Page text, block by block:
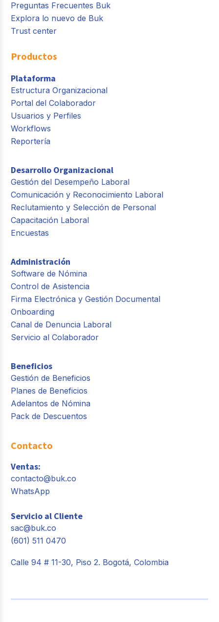
Preguntas Frecuentes Buk
Explora lo nuevo de Buk
Trust center
Productos
Plataforma
Estructura Organizacional
Portal del Colaborador
Usuarios y Perfiles
Workflows
Reportería
Desarrollo Organizacional
Gestión del Desempeño Laboral
Comunicación y Reconocimiento Laboral
Reclutamiento y Selección de Personal
Capacitación Laboral
Encuestas
Administración
Software de Nómina
Control de Asistencia
Firma Electrónica y Gestión Documental
Onboarding
Canal de Denuncia Laboral
Servicio al Colaborador
Beneficios
Gestión de Beneficios
Planes de Beneficios
Adelantos de Nómina
Pack de Descuentos
Contacto
Ventas:
contacto@buk.co
WhatsApp
Servicio al Cliente
sac@buk.co
(601) 511 0470
Calle 94 # 11-30, Piso 2. Bogotá, Colombia